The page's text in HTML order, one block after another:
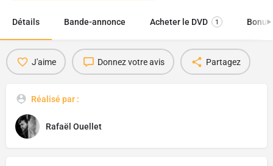
Détails Bande-annonce Acheter le DVD 1 Bonus
J'aime Donnez votre avis Partagez
Réalisé par :
Rafaël Ouellet